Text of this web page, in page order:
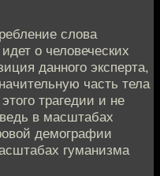
слова
о человеческих
данного эксперта,
часть тела
трагедии и не
в масштабах
демографии
гуманизма